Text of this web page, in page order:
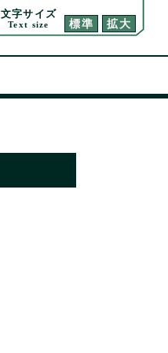
文字サイズ
Text size 標準 拡大